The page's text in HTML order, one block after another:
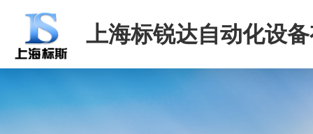
上海标锐达自动化设
司